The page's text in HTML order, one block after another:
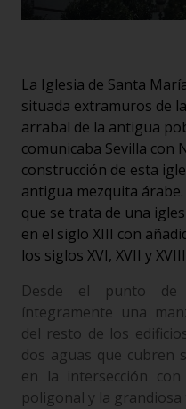
La Iglesia de Santa
situada extramuros de
arrabal de la antigua
comunicaba Sevilla con
construcción de esta
antigua mezquita
que se trata de una
en el siglo XIII con
los siglos XVI, XVII y
Desde el punto de
íntegramente una
del resto de los
dos aguas que cubren
en la intersección
poligonal y la